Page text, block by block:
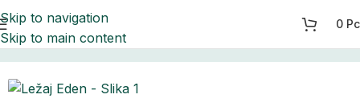
Skip to navigation
Skip to main content
0
Početna Francuski ležajevi